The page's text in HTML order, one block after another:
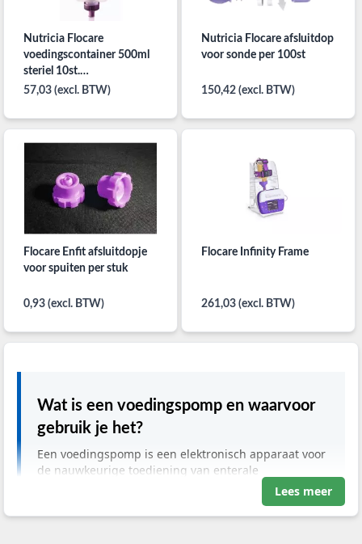
Nutricia Flocare
voedingscontainer 500ml
steriel 10st.
mengcontainer
57,03 (excl. BTW)
Nutricia Flocare afsluitdop
voor sonde per 100st
150,42 (excl. BTW)
Flocare Enfit afsluitdopje
voor spuiten per stuk
0,93 (excl. BTW)
Flocare Infinity Frame
261,03 (excl. BTW)
Wat is een voedingspomp en waarvoor
gebruik je het?
Een voedingspomp is een elektronisch apparaat voor
de nauwkeurige toediening van enterale
sondevoeding. Je gebruikt het bij patiënten met een
functionerend maag-darmstelsel die niet zelfstandig
kunnen slikken of eten. De pomp reguleert de
Lees meer